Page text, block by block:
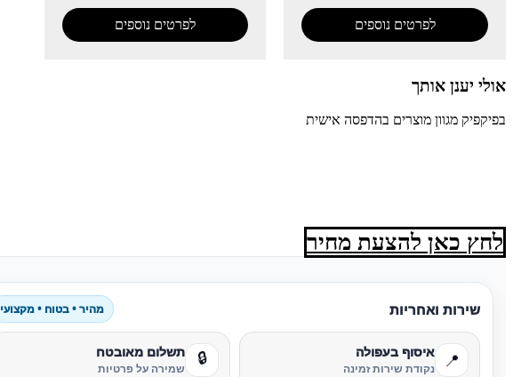
לפרטים נוספים לפרטים נוספים
אולי יענן אותך
בפיקפיק מגוון מוצרים בהדפסה אישית
לחץ כאן להצעת מחיר
שירות ואחריות מהיר • בטוח • מקצועי
📍 איסוף בעפולה
נקודת שירות זמינה 🔒 תשלום מאובטח
שמירה על פרטיות